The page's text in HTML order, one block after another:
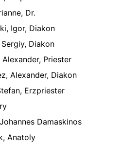
Dr.
Igor, Diakon
Diakon
Priester
Alexander, Diakon
Erzpriester
Damaskinos
Anatoly